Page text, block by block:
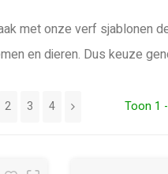
met onze verf sjablonen
en dieren. Dus keuze
2 3 4 Toon 1